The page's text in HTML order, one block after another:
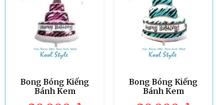
Bong Bóng Kiếng
Bánh Kem
Bong Bóng Kiếng
Bánh Kem